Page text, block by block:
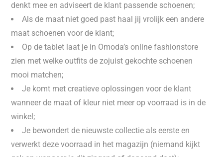
denkt mee en adviseert de klant passende schoenen;
Als de maat niet goed past haal jij vrolijk een andere
maat schoenen voor de klant;
Op de tablet laat je in Omoda’s online fashionstore
zien met welke outfits de zojuist gekochte schoenen
mooi matchen;
Je komt met creatieve oplossingen voor de klant
wanneer de maat of kleur niet meer op voorraad is in de
winkel;
Je bewondert de nieuwste collectie als eerste en
verwerkt deze voorraad in het magazijn (niemand kijkt